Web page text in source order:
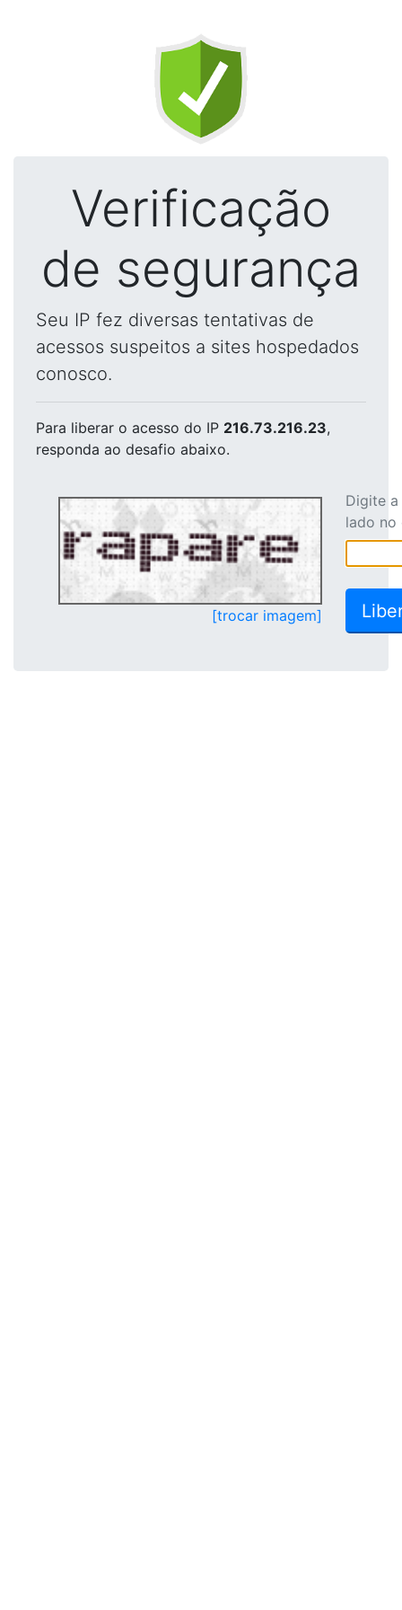
Verificação
de segurança
Seu IP fez diversas tentativas de
acessos suspeitos a sites hospedados
conosco.
Para liberar o acesso do IP 216.73.216.23,
responda ao desafio abaixo.
[trocar imagem]
Digite
lado no